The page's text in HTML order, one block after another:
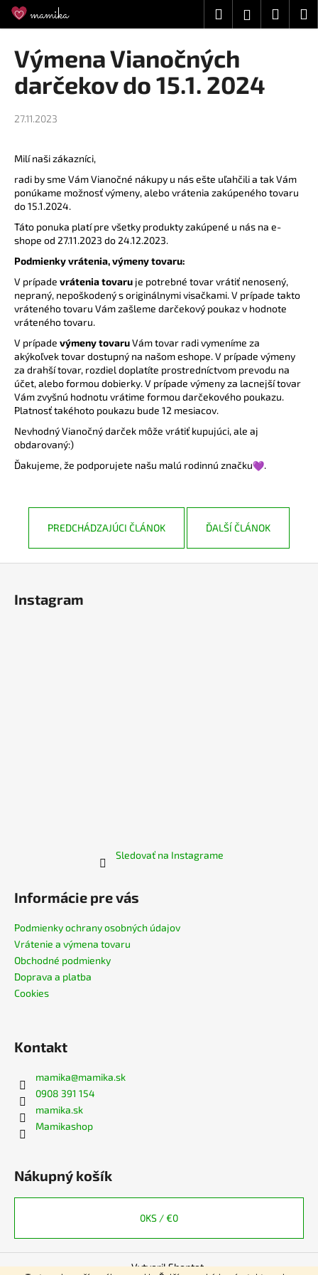
Prejsť
obsah
Hľadať
Výmena Vianočných
darčekov do 15.1. 2024
27.11.2023
Milí naši zákazníci,
radi by sme Vám Vianočné nákupy u nás ešte uľahčili a tak Vám
ponúkame možnosť výmeny, alebo vrátenia zakúpeného tovaru
do 15.1.2024.
Táto ponuka platí pre všetky produkty zakúpené u nás na e-
shope od 27.11.2023 do 24.12.2023.
Podmienky vrátenia, výmeny tovaru:
V prípade vrátenia tovaru je potrebné tovar vrátiť nenosený,
nepraný, nepoškodený s originálnymi visačkami. V prípade takto
vráteného tovaru Vám zašleme darčekový poukaz v hodnote
vráteného tovaru.
V prípade výmeny tovaruVám tovar radi vymeníme za
akýkoľvek tovar dostupný na našom eshope. V prípade výmeny
za drahší tovar, rozdiel doplatíte prostredníctvom prevodu na
účet, alebo formou dobierky. V prípade výmeny za lacnejší tovar
Vám zvyšnú hodnotu vrátime formou darčekového poukazu.
Platnosť takéhoto poukazu bude 12 mesiacov.
Nevhodný Vianočný darček môže vrátiť kupujúci, ale aj
obdarovaný:)
Ďakujeme, že podporujete našu malú rodinnú značku
.
PREDCHÁDZAJÚCI ČLÁNOK ĎALŠÍ ČLÁNOK
o
Č
o
p
t
e
b
u
j
e
t
e
n
á
j
s
ť
?
d
o
r
Instagram
Sledovať na Instagrame
Informácie pre vás
Podmienky ochrany osobných údajov
Vrátenie a výmena tovaru
Obchodné podmienky
Doprava a platba
Cookies
Kontakt
mamika@mamika.sk
0908 391 154
mamika.sk
Mamikashop
Nákupný košík
0KS /€0
Vytvoril Shoptet